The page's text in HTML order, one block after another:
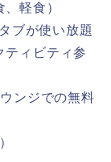
軽食）
ブが使い放題
ティビティ参
ンジでの無料